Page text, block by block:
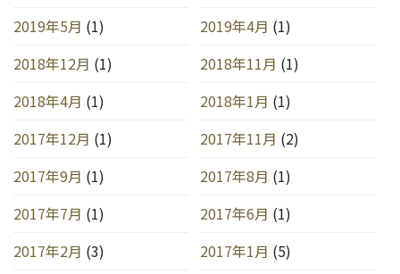
2019年5月 (1) 2019年4月 (1)
2018年12月 (1) 2018年11月 (1)
2018年4月 (1) 2018年1月 (1)
2017年12月 (1) 2017年11月 (2)
2017年9月 (1) 2017年8月 (1)
2017年7月 (1) 2017年6月 (1)
2017年2月 (3) 2017年1月 (5)